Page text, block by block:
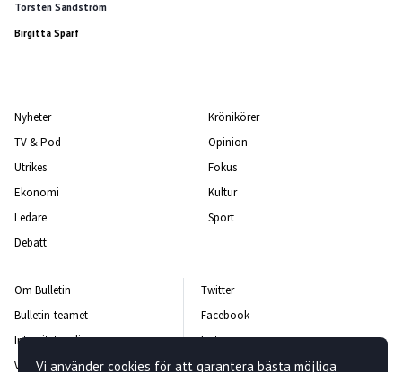
Torsten Sandström
Birgitta Sparf
Nyheter
TV & Pod
Utrikes
Ekonomi
Ledare
Debatt
Krönikörer
Opinion
Fokus
Kultur
Sport
Om Bulletin
Bulletin-teamet
Integritetspolicy
Vanliga frågor och svar
Twitter
Facebook
Instagram
Kontakta oss
Vi använder cookies för att garantera bästa möjliga